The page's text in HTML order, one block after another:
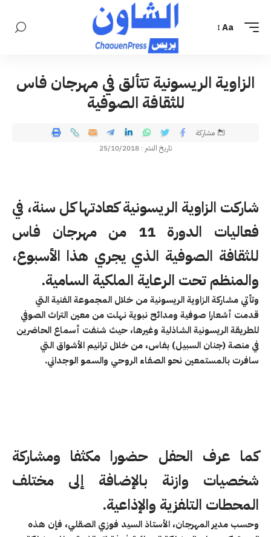
Aa
الزاوية الريسونية تتألق في مهرجان فاس
للثقافة الصوفية
تاريخ النشر : 25/10/2018
مشاركة
شاركت الزاوية الريسونية كعادتها كل سنة، في
فعاليات الدورة 11 من مهرجان فاس
للثقافة الصوفية الذي يجري هذا الأسبوع،
والمنظم تحت الرعاية الملكية السامية.
وتأتي مشاركة الزاوية الريسونية من خلال المجموعة الفنية التي
قدمت أشعارا صوفية ومدائح نبوية نهلت من معين التراث الصوفي
للطريقة الريسونية الشاذلية وغيرها، حيث شنفت أسماع الحاضرين
في منصة (جنان السبيل) بفاس، من خلال ترانيم الأشواق التي
سافرت بالمستمعين نحو الصفاء الروحي والسمو الوجداني.
كما عرف الحفل حضورا مكثفا ومشاركة
شخصيات وازنة بالإضافة إلى مختلف
المحطات التلفزية والإذاعية.
وحسب مدير المهرجان، الأستاذ السيد فوزي الصقلي، فإن هذه